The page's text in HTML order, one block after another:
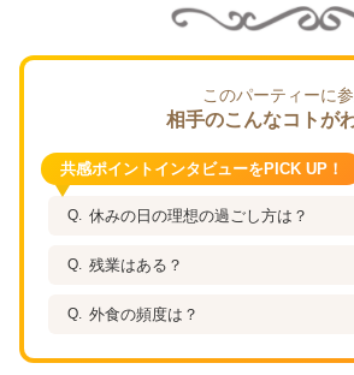
このパーティーに
相手のこんなコトが
共感ポイントインタビューをPICK UP！
休みの日の理想の過ごし方は？
残業はある？
外食の頻度は？